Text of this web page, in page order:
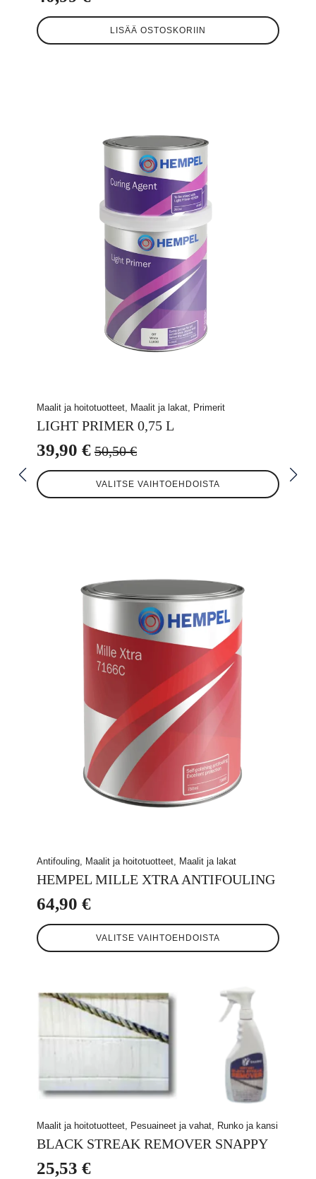
LISÄÄ OSTOSKORIIN
Maalit ja hoitotuotteet, Maalit ja lakat, Primerit
LIGHT PRIMER 0,75 L
50,50€
Alkuperäinen
hinta
oli:
39,90 €
Nykyinen
hinta
on:
VALITSE VAIHTOEHDOISTA
Tällä
tuotteella
Antifouling, Maalit ja hoitotuotteet, Maalit ja lakat
HEMPEL MILLE XTRA ANTIFOULING
64,90 €
VALITSE VAIHTOEHDOISTA
Tällä
tuotteella
Voit
tuotteen
Maalit ja hoitotuotteet, Pesuaineet ja vahat, Runko ja kansi
BLACK STREAK REMOVER SNAPPY
25,53 €